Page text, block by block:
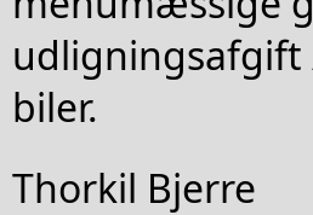
udligningsafgift
biler.
Thorkil Bjerre